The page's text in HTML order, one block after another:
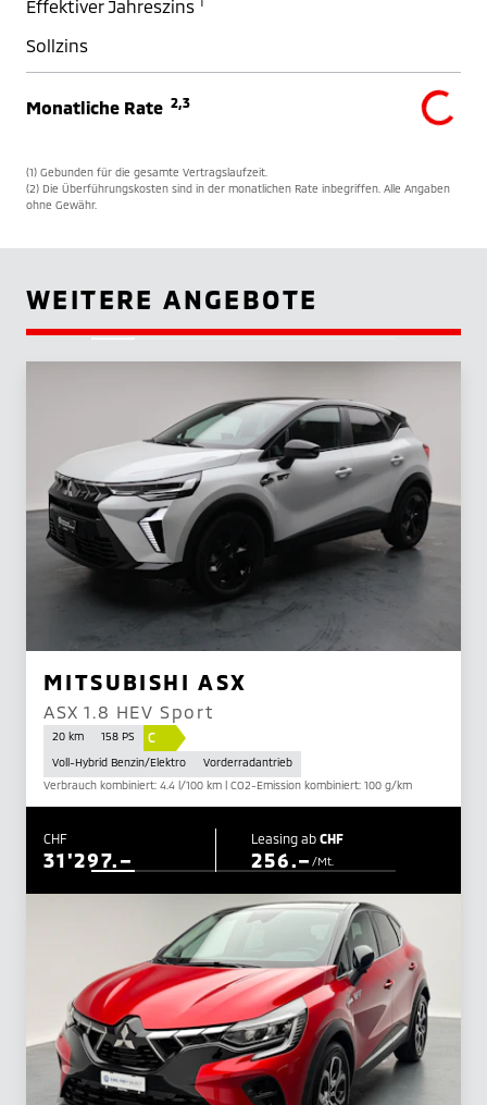
Effektiver Jahreszins
Sollzins
Monatliche Rate 2,3
(1) Gebunden für die gesamte Vertragslaufzeit.
(2) Die Überführungskosten sind in der monatlichen Rate inbegriffen. Alle Angaben
ohne Gewähr.
WEITERE ANGEBOTE
MITSUBISHI ASX
ASX 1.8 HEV Sport
20 km 158 PS C
Voll-Hybrid Benzin/Elektro
Vorderradantrieb
Verbrauch kombiniert: 4.4 l/100 km | CO2-Emission kombiniert: 100 g/km
CHF
31'297.–
Leasing abCHF
256.–/Mt.